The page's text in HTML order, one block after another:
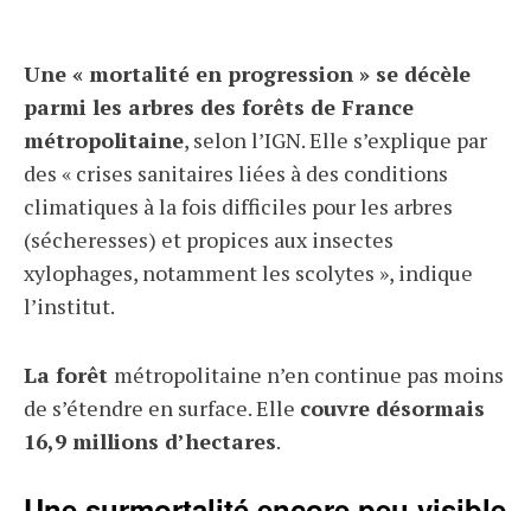
Une « mortalité en progression » se décèle
parmi les arbres des forêts de France
métropolitaine, selon l’IGN. Elle s’explique par
des « crises sanitaires liées à des conditions
climatiques à la fois difficiles pour les arbres
(sécheresses) et propices aux insectes
xylophages, notamment les scolytes », indique
l’institut.
La forêt métropolitaine n’en continue pas moins
de s’étendre en surface. Elle couvre désormais
16,9 millions d’hectares.